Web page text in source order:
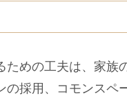
めの工夫は、家族
採用、コモンスペ